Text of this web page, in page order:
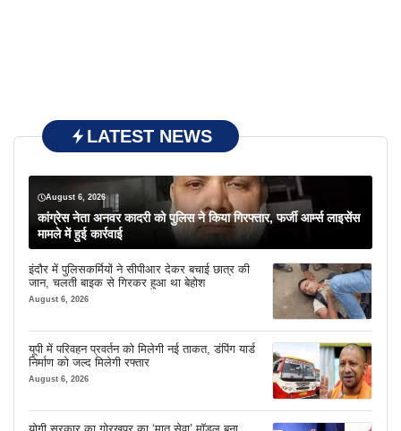
LATEST NEWS
August 6, 2026
कांग्रेस नेता अनवर कादरी को पुलिस ने किया गिरफ्तार, फर्जी आर्म्स लाइसेंस
मामले में हुई कार्रवाई
इंदौर में पुलिसकर्मियों ने सीपीआर देकर बचाई छात्र की
जान, चलती बाइक से गिरकर हुआ था बेहोश
August 6, 2026
यूपी में परिवहन प्रवर्तन को मिलेगी नई ताकत, डंपिंग यार्ड
निर्माण को जल्द मिलेगी रफ्तार
August 6, 2026